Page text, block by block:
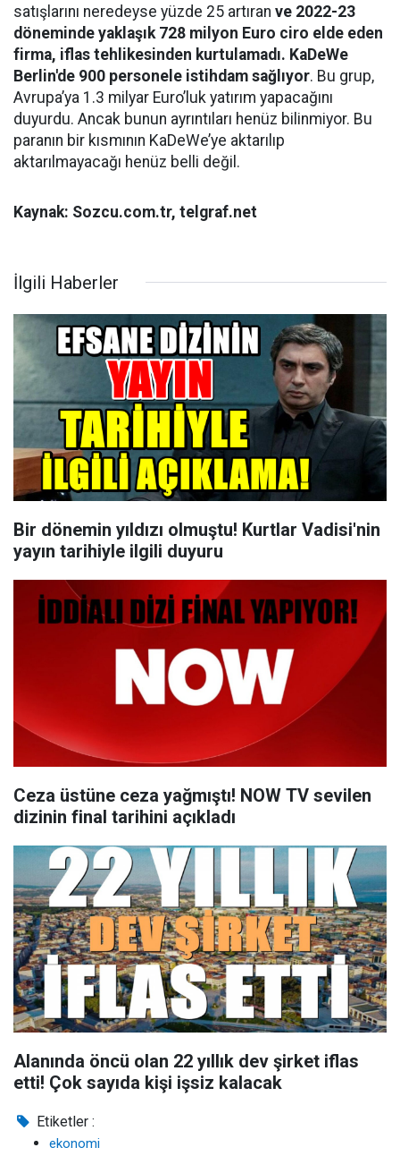
satışlarını neredeyse yüzde 25 artıran ve 2022-23
döneminde yaklaşık 728 milyon Euro ciro elde eden
firma, iflas tehlikesinden kurtulamadı. KaDeWe
Berlin'de 900 personele istihdam sağlıyor. Bu grup,
Avrupa’ya 1.3 milyar Euro’luk yatırım yapacağını
duyurdu. Ancak bunun ayrıntıları henüz bilinmiyor. Bu
paranın bir kısmının KaDeWe’ye aktarılıp
aktarılmayacağı henüz belli değil.
Kaynak: Sozcu.com.tr, telgraf.net
İlgili Haberler
Bir dönemin yıldızı olmuştu! Kurtlar Vadisi'nin
yayın tarihiyle ilgili duyuru
Ceza üstüne ceza yağmıştı! NOW TV sevilen
dizinin final tarihini açıkladı
Alanında öncü olan 22 yıllık dev şirket iflas
etti! Çok sayıda kişi işsiz kalacak
Etiketler :
ekonomi